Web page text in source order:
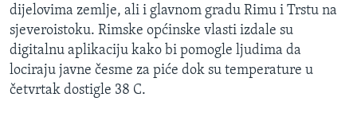
dijelovima zemlje, ali i glavnom gradu Rimu i Trstu na
sjeveroistoku. Rimske općinske vlasti izdale su
digitalnu aplikaciju kako bi pomogle ljudima da
lociraju javne česme za piće dok su temperature u
četvrtak dostigle 38 C.